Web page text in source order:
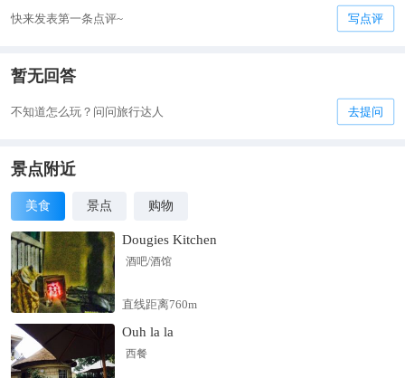
快来发表第一条点评~ 写点评
暂无回答
不知道怎么玩？问问旅行达人 去提问
景点附近
美食 景点 购物
Dougies Kitchen
酒吧/酒馆
直线距离760m
Ouh la la
西餐